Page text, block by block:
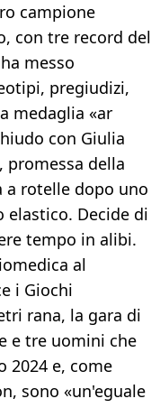
campione
con tre record del
messo
pregiudizi,
medaglia «ar
con Giulia
della
a rotelle dopo uno
Decide di
tempo in alibi.
al
i Giochi
rana, la gara di
e tre uomini che
2024 e, come
sono «un'eguale